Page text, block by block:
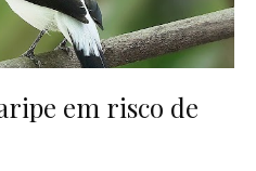
em risco de